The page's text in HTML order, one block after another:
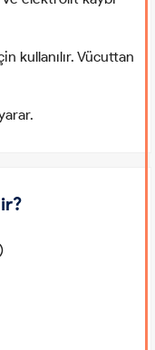
kullanılır. Vücuttan